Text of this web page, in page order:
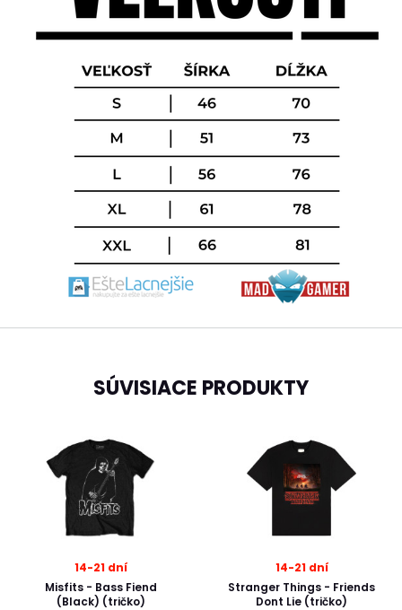
SÚVISIACE PRODUKTY
14-21 dní
Misfits - Bass Fiend
(Black) (tričko)
14-21 dní
Stranger Things - Friends
Dont Lie (tričko)